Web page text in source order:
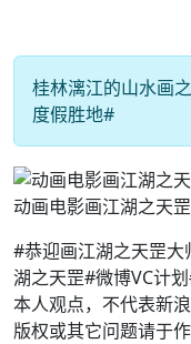
桂林漓江的山水画
度假胜地#
动画电影画江湖之天罡
#恭迎画江湖之天罡
湖之天罡#微博VC计
本人观点，不代表新
版权或其它问题请于